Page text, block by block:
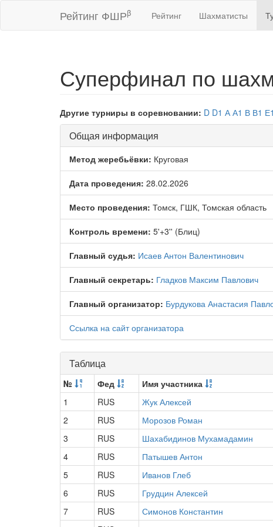
Рейтинг ФШРβ Рейтинг Шахматисты
Суперфинал по
Другие турниры в соревновании: D D1 А А1 В В1 Е1
Общая информация
Метод жеребьёвки: Круговая
Дата проведения: 28.02.2026
Место проведения: Томск, ГШК, Томская область
Контроль времени: 5'+3'' (Блиц)
Главный судья: Исаев Антон Валентинович
Главный секретарь: Гладков Максим Павлович
Главный организатор: Бурдукова Анастасия
Ссылка на сайт организатора
Таблица
№ Фед Имя участника
1
RUS Жук Алексей
2
RUS Морозов Роман
3
RUS Шахабидинов Мухамадамин
4
RUS Патышев Антон
5
RUS Иванов Глеб
6
RUS Грудцин Алексей
7
RUS Симонов Константин